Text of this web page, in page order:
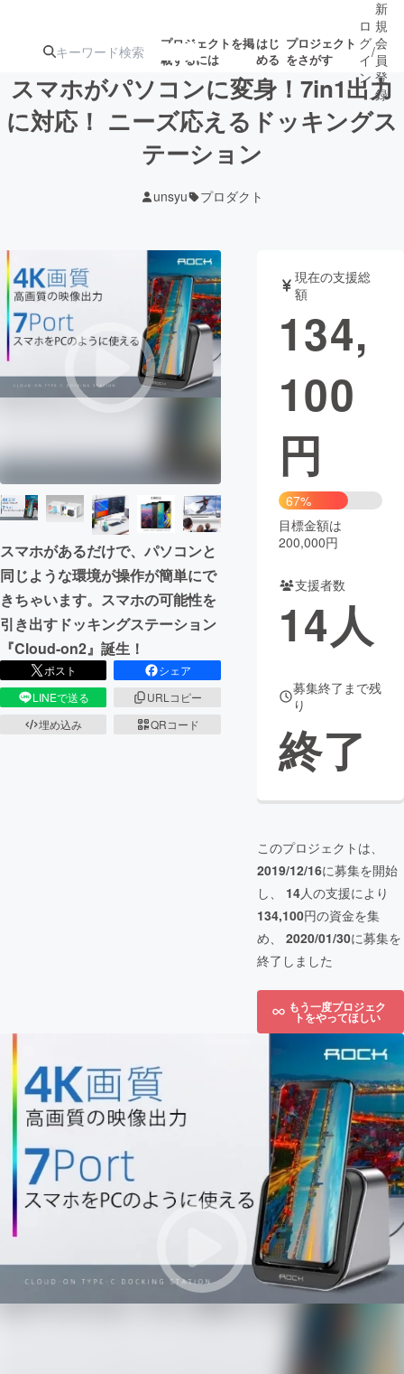
プロジェクトを掲
載するには
はじ
める
プロジェクト
をさがす
注目の新着プロ 募集終了が近いプ
テクノロジー・ガジェット
映像・映画 書籍・雑誌
ビジネス・起業 チャレンジ
CAMPFIRE for Social Good CAMPFIRE Creation
CAMPFIREふるさと納税machi-ya コミュニティ
ロ
グ
イ
ン
/
新
規
会
員
登
録
スマホがパソコンに変身！7in1出力
に対応！ ニーズ応えるドッキングス
テーション
unsyu プロダクト
スマホがあるだけで、パソコンと
同じような環境が操作が簡単にで
きちゃいます。スマホの可能性を
引き出すドッキングステーション
『Cloud-on2』誕生！
ポスト
シェア
LINEで送る
URLコピー
埋め込み
QRコード
現在の支援総
額
134,
100
円
67%
目標金額は
200,000円
支援者数
14人
募集終了まで残
り
終了
このプロジェクトは、
2019/12/16に募集を開始
し、 14人の支援により
134,100円の資金を集
め、 2020/01/30に募集を
終了しました
もう一度プロジェク
トをやってほしい